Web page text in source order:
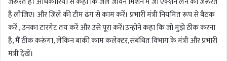
है लीजिए। और जिले की टीम ढंग से काम करें। प्रभारी मंत्री नियमित रूप से बैठक
करें , उनका टारगेट तय करें और उसे पूरा करें।उन्होंने कहा कि जो मुझे ठीक करना
है, मैं ठीक करूंगा, लेकिन बाकी काम कलेक्टर,संबंधित विभाग के मंत्री और प्रभारी
मंत्री देखें।